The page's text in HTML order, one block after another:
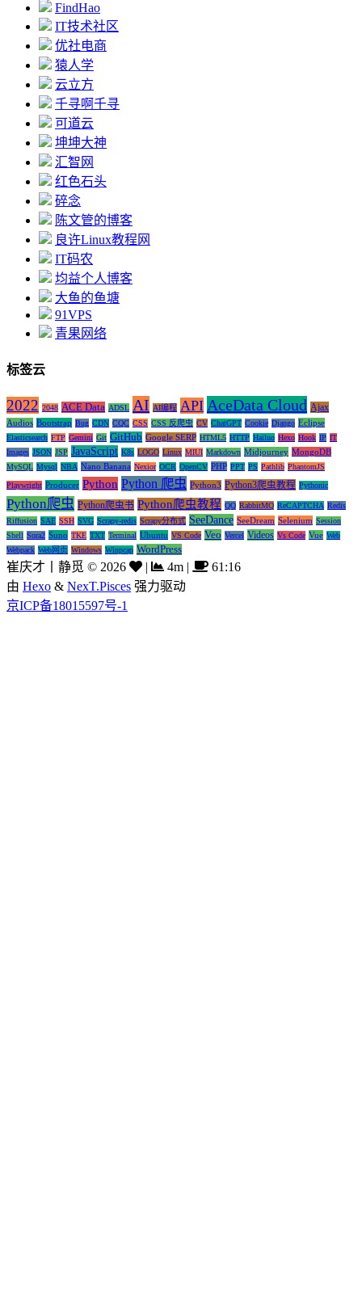
FindHao
IT技术社区
优社电商
猿人学
云立方
千寻啊千寻
可道云
坤坤大神
汇智网
红色石头
碎念
陈文管的博客
良许Linux教程网
IT码农
均益个人博客
大鱼的鱼塘
91VPS
青果网络
标签云
2022 2048 ACE Data ADSL AI AI编程 API AceData Cloud Ajax
Audios Bootstrap Bug CDN CQC CSS CSS 反爬虫 CV ChatGPT Cookie Django Eclipse
Elasticsearch FTP Gemini Git GitHub Google SERP HTML5 HTTP Hailuo Hexo Hook IP IT
Images JSON JSP JavaScript K8s LOGO Linux MIUI Markdown Midjourney MongoDB
MySQL Mysql NBA Nano Banana Nexior OCR OpenCV PHP PPT PS Pathlib PhantomJS
Playwright Producer Python Python 爬虫 Python3 Python3爬虫教程 Pythonic
Python爬虫 Python爬虫书 Python爬虫教程 QQ RabbitMQ ReCAPTCHA Redis
Riffusion SAE SSH SVG Scrapy-redis Scrapy分布式 SeeDance SeeDream Selenium Session
Shell Sora2 Suno TKE TXT Terminal Ubuntu VS Code Veo Vercel Videos Vs Code Vue Web
Webpack Web网页 Windows Winpcap WordPress
崔庆才丨静觅 © 2026 | 4m |
61:16
由 Hexo & NexT.Pisces 强力驱动
京ICP备18015597号-1